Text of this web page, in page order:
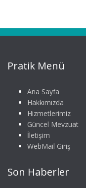
Pratik Menü
Ana Sayfa
Hakkımızda
Hizmetlerimiz
Güncel Mevzuat
İletişim
WebMail Giriş
Son Haberler